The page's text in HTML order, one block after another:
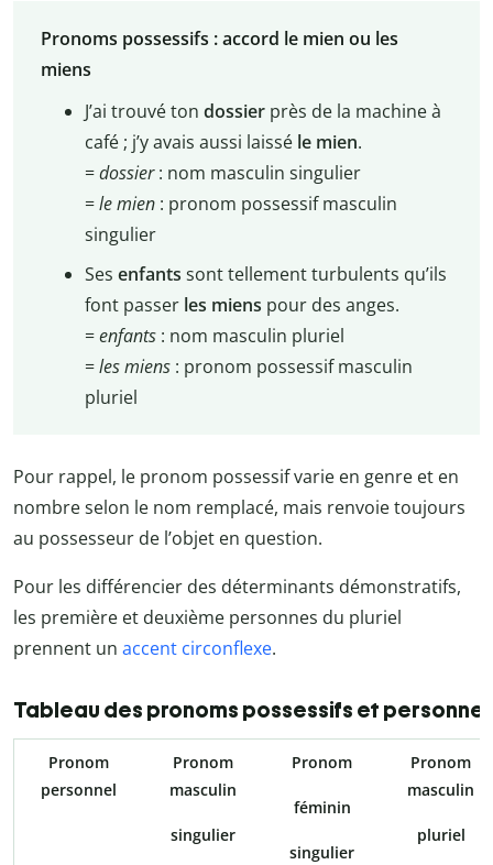
Pronoms possessifs : accord le mien ou les
miens
J’ai trouvé ton dossierprès de la machine à
café ; j’y avais aussi laissé le mien.
=dossier: nom masculin singulier
=le mien: pronom possessif masculin
singulier
Ses enfants sont tellement turbulents qu’ils
font passer les miens pour des anges.
=enfants: nom masculin pluriel
=les miens: pronom possessif masculin
pluriel
Pour rappel, le pronom possessif varie en genre et en
nombre selon le nom remplacé, mais renvoie toujours
au possesseur de l’objet en question.
Pour les différencier des déterminants démonstratifs,
les première et deuxième personnes du pluriel
prennent un accent circonflexe.
Tableau des pronoms possessifs et
Pronom
personnel
Pronom
masculin
singulier
Pronom
féminin
singulier
Pronom
masculin
pluriel